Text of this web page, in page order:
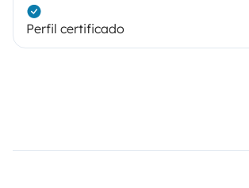
Perfil certificado